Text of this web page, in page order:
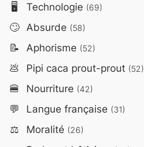
🖥️ Technologie (69)
🙄 Absurde (58)
📝 Aphorisme (52)
💩 Pipi caca prout-prout (52)
🍔 Nourriture (42)
💬 Langue française (31)
⚖️ Moralité (26)